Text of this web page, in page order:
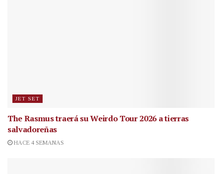
JET SET
The Rasmus traerá su Weirdo Tour 2026 a tierras
salvadoreñas
HACE 4 SEMANAS